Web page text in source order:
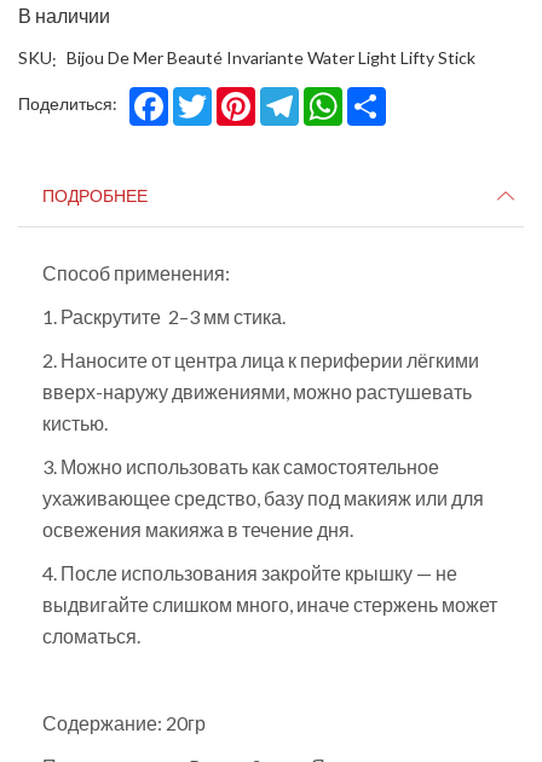
В наличии
SKU Bijou De Mer Beauté Invariante Water Light Lifty Stick
Поделиться: FacebookTwitterPinterestTelegramWhatsApp
ПОДРОБНЕЕ
Способ применения:
1. Раскрутите 2–3 мм стика.
2. Наносите от центра лица к периферии лёгкими
вверх-наружу движениями, можно растушевать
кистью.
3. Можно использовать как самостоятельное
ухаживающее средство, базу под макияж или для
освежения макияжа в течение дня.
4. После использования закройте крышку — не
выдвигайте слишком много, иначе стержень может
сломаться.
Содержание: 20гр